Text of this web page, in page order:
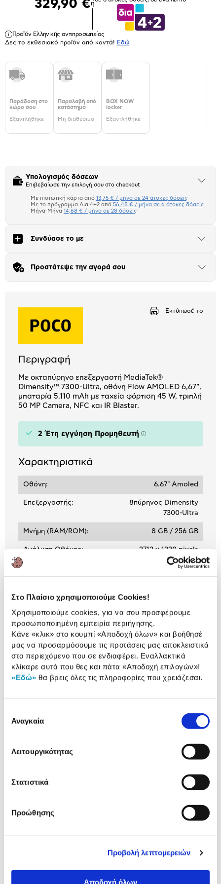
Στο Πλαίσιο χρησιμοποιούμε Cookies!
Χρησιμοποιούμε cookies, για να σου προσφέρουμε
προσωποποιημένη εμπειρία περιήγησης.
Κάνε «κλικ» στο κουμπί «Αποδοχή όλων» και βοήθησέ
μας να προσαρμόσουμε τις προτάσεις μας αποκλειστικά
στο περιεχόμενο που σε ενδιαφέρει. Εναλλακτικά
κλίκαρε αυτά που θες και πάτα «Αποδοχή επιλογών»!
«Εδώ» θα βρεις όλες τις πληροφορίες που χρειάζεσαι.
συγκατάθεσης
Αναγκαία
Λειτουργικότητας
Στατιστικά
Προώθησης
Προβολή λεπτομερειών
Αποδοχή όλων
329,90 €ή
Προϊόν Ελληνικής αντιπροσωπείας
Δες το εκθεσιακό προϊόν από κοντά! Eδώ
Παράδοση στο
χώρο σου
Εξαντλήθηκε
Παραλαβή από
κατάστημα
Μη διαθέσιμο
BOX NOW
locker
Εξαντλήθηκε
Υπολογισμός δόσεων
Επιβεβαίωσε την επιλογή σου στο checkout
Άνοιξε
Πιστωτική κάρτα
Αριθμός δόσεων
Με πιστωτική κάρτα από 13,75 € / μήνα σε 24 άτοκες δόσεις
Με το πρόγραμμα Δια 4+2 από 56,48 € / μήνα σε 6 άτοκες δόσεις
Μήνα-Μήνα 14,68 € / μήνα σε 28 δόσεις
Συνδύασε το με
Άνοιξε
Προστάτεψε την αγορά σου
Άνοιξε
Εκτύπωσέ το
Περιγραφή
Με οκταπύρηνο επεξεργαστή MediaTek®
Dimensity™ 7300-Ultra, οθόνη Flow AMOLED 6,67”,
μπαταρία 5.110 mAh με ταχεία φόρτιση 45 W, τριπλή
50 MP Camera, NFC και IR Blaster.
2 Έτη εγγύηση Προμηθευτή Πληροφορίες
Χαρακτηριστικά
Οθόνη: 6.67" Amoled
Επεξεργαστής:
8πύρηνος Dimensity
7300-Ultra
Μνήμη (RAM/ROM): 8 GB / 256 GB
Ανάλυση Οθόνης: 2712 x 1220 pixels
ΒΛΕΠΕΙΣ:
POCO X7 8/256GB Black
329,90 €
Συνδύασέτο με
Αναλυτική
παρουσίαση
προϊόντος